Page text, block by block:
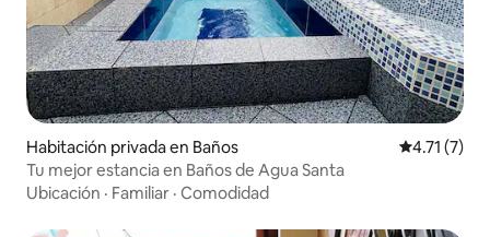
Habitación privada en Baños Calificación
4.71 (7)
Tu mejor estancia en Baños de Agua Santa
Ubicación · Familiar · Comodidad